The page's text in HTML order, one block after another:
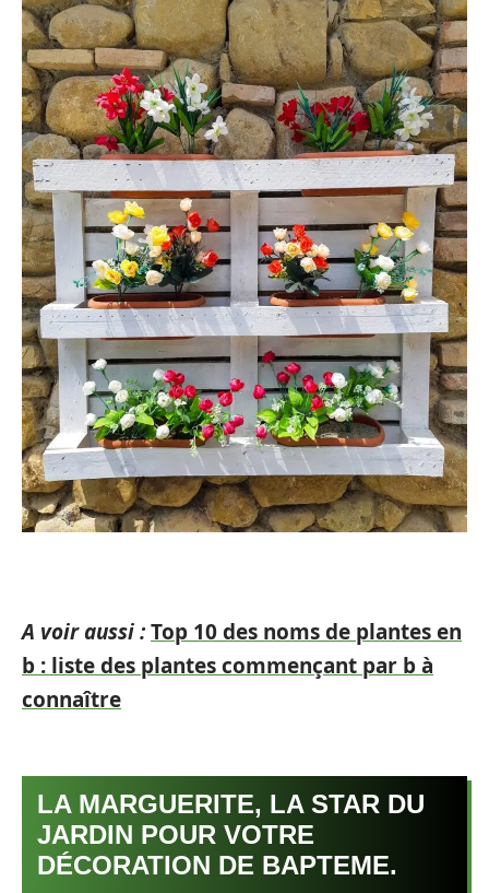
A voir aussi :Top 10 des noms de plantes en
b : liste des plantes commençant par b à
connaître
LA MARGUERITE, LA STAR DU
JARDIN POUR VOTRE
DÉCORATION DE BAPTEME.